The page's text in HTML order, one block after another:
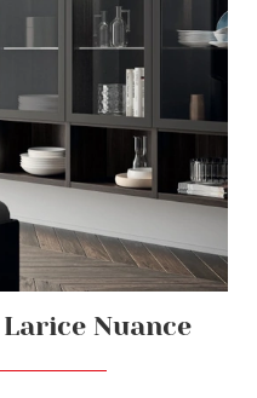
Nuance